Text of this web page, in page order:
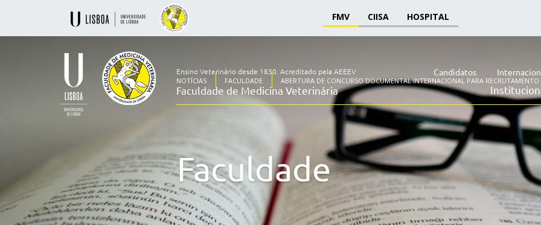
FMV CIISA HOSPITAL
Faculdade
de
Medicina
Veterinária
Ensino Veterinário desde 1830. Acreditado pela AEEEV
Faculdade de Medicina Veterinária
Candidatos
NOTÍCIAS FACULDADE ABERTURA DE CONCURSO DOCUMENTAL INTERNACIONAL PARA
Faculdade